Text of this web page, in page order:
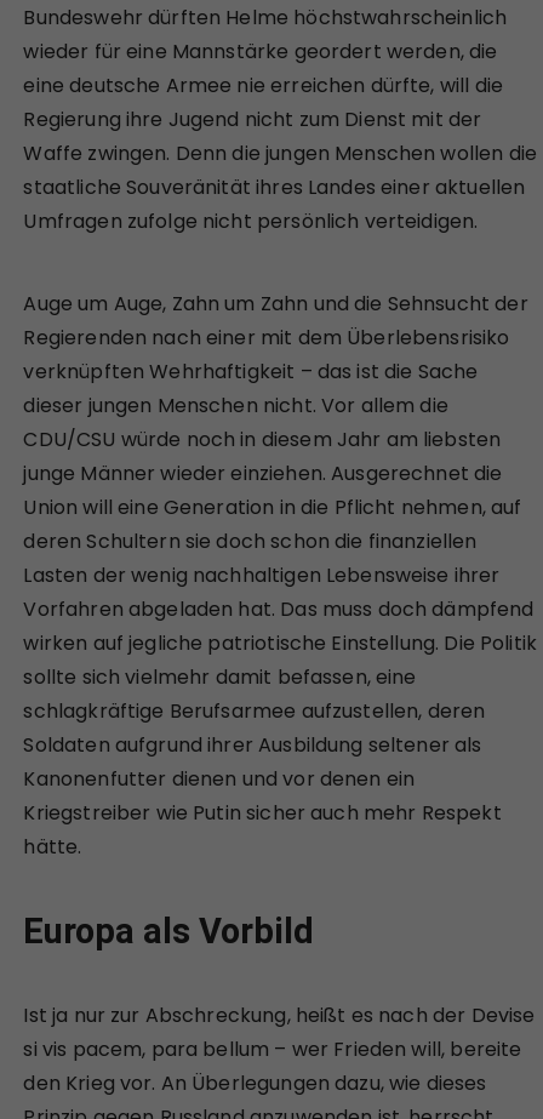
Bundeswehr dürften Helme höchstwahrscheinlich
wieder für eine Mannstärke geordert werden, die
eine deutsche Armee nie erreichen dürfte, will die
Regierung ihre Jugend nicht zum Dienst mit der
Waffe zwingen. Denn die jungen Menschen wollen die
staatliche Souveränität ihres Landes einer aktuellen
Umfragen zufolge nicht persönlich verteidigen.
Auge um Auge, Zahn um Zahn und die Sehnsucht der
Regierenden nach einer mit dem Überlebensrisiko
verknüpften Wehrhaftigkeit – das ist die Sache
dieser jungen Menschen nicht. Vor allem die
CDU/CSU würde noch in diesem Jahr am liebsten
junge Männer wieder einziehen. Ausgerechnet die
Union will eine Generation in die Pflicht nehmen, auf
deren Schultern sie doch schon die finanziellen
Lasten der wenig nachhaltigen Lebensweise ihrer
Vorfahren abgeladen hat. Das muss doch dämpfend
wirken auf jegliche patriotische Einstellung. Die Politik
sollte sich vielmehr damit befassen, eine
schlagkräftige Berufsarmee aufzustellen, deren
Soldaten aufgrund ihrer Ausbildung seltener als
Kanonenfutter dienen und vor denen ein
Kriegstreiber wie Putin sicher auch mehr Respekt
hätte.
Europa als Vorbild
Ist ja nur zur Abschreckung, heißt es nach der Devise
si vis pacem, para bellum – wer Frieden will, bereite
den Krieg vor. An Überlegungen dazu, wie dieses